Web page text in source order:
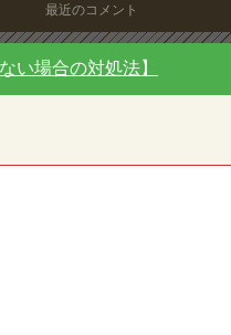
最近のコメント
い場合の対処法】